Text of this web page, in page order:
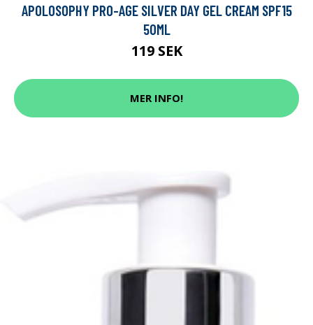
APOLOSOPHY PRO-AGE SILVER DAY GEL CREAM SPF15
50ML
119 SEK
MER INFO!